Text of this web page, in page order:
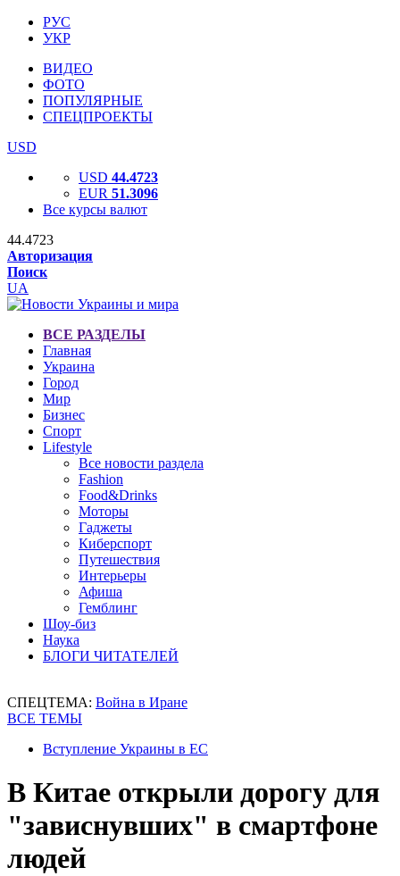
РУС
УКР
ВИДЕО
ФОТО
ПОПУЛЯРНЫЕ
СПЕЦПРОЕКТЫ
USD
USD 44.4723
EUR 51.3096
Все курсы валют
44.4723
Авторизация
Поиск
UA
ВСЕ РАЗДЕЛЫ
Главная
Украина
Город
Мир
Бизнес
Спорт
Lifestyle
Все новости раздела
Fashion
Food&Drinks
Моторы
Гаджеты
Киберспорт
Путешествия
Интерьеры
Афиша
Гемблинг
Шоу-биз
Наука
БЛОГИ ЧИТАТЕЛЕЙ
СПЕЦТЕМА: Война в Иране
ВСЕ ТЕМЫ
Вступление Украины в ЕС
В Китае открыли дорогу для
"зависнувших" в смартфоне
людей